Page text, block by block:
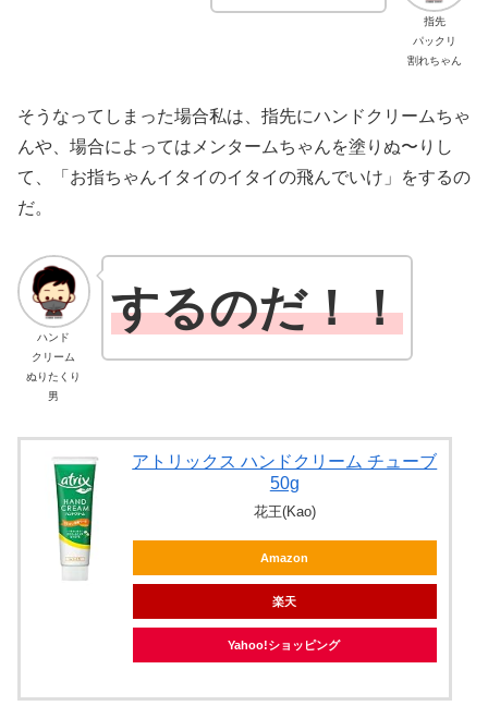
指先
パックリ
割れちゃん
そうなってしまった場合私は、指先にハンドクリームちゃ
んや、場合によってはメンタームちゃんを塗りぬ〜りし
て、「お指ちゃんイタイのイタイの飛んでいけ」をするの
だ。
ハンド
クリーム
ぬりたくり
男
するのだ！！
アトリックス ハンドクリーム チューブ
50g
花王(Kao)
Amazon
楽天
Yahoo!ショッピング